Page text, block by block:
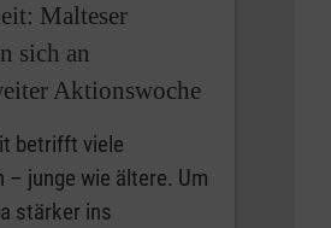
Malteser
sich an
Aktionswoche
betrifft viele
– junge wie ältere. Um
stärker ins